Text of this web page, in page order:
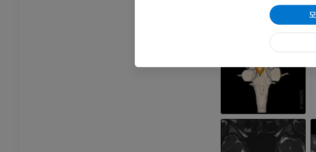
다리 MRI
어깨 MRI
프리미엄
손목 MRI
MRI
프리미엄
팔꿈치 MRI
MRI